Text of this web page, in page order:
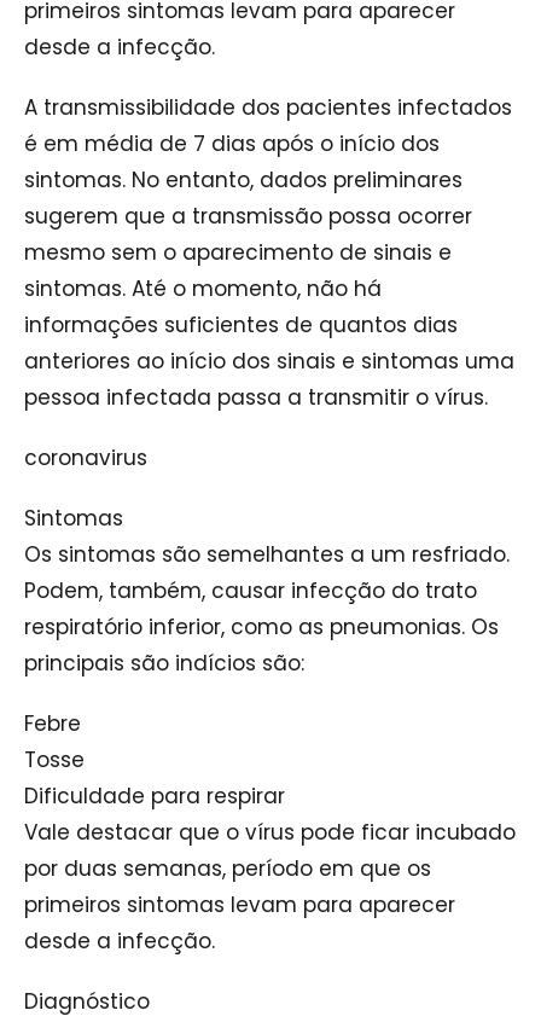
primeiros sintomas levam para aparecer
desde a infecção.
A transmissibilidade dos pacientes infectados
é em média de 7 dias após o início dos
sintomas. No entanto, dados preliminares
sugerem que a transmissão possa ocorrer
mesmo sem o aparecimento de sinais e
sintomas. Até o momento, não há
informações suficientes de quantos dias
anteriores ao início dos sinais e sintomas uma
pessoa infectada passa a transmitir o vírus.
coronavirus
Sintomas
Os sintomas são semelhantes a um resfriado.
Podem, também, causar infecção do trato
respiratório inferior, como as pneumonias. Os
principais são indícios são:
Febre
Tosse
Dificuldade para respirar
Vale destacar que o vírus pode ficar incubado
por duas semanas, período em que os
primeiros sintomas levam para aparecer
desde a infecção.
Diagnóstico